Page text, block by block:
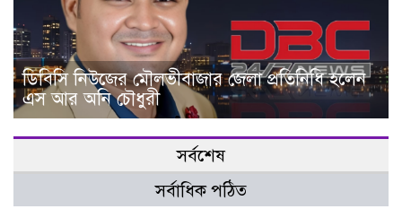
ডিবিসি নিউজের মৌলভীবাজার জেলা প্রতিনিধি হলেন
এস আর অনি চৌধুরী
সর্বশেষ
সর্বাধিক পঠিত